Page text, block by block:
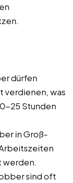
dürfen
verdienen, was
25 Stunden
in Groß-
werden.
sind oft